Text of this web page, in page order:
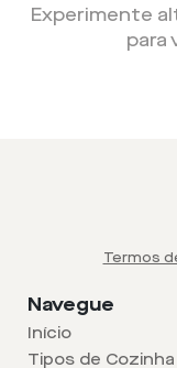
Experimente
para
Termos
Navegue
Início
Tipos de Cozinha